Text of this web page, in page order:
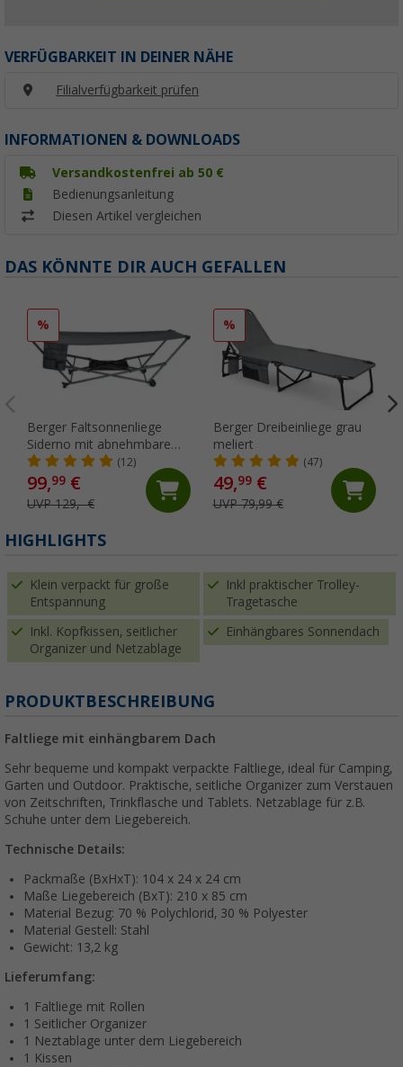
VERFÜGBARKEIT IN DEINER NÄHE
Filialverfügbarkeit prüfen
INFORMATIONEN & DOWNLOADS
Versandkostenfrei ab 50 €
Bedienungsanleitung
Diesen Artikel vergleichen
DAS KÖNNTE DIR AUCH GEFALLEN
%
Berger Faltsonnenliege
Siderno mit abnehmbarem
Sonnendach
(12)
99,99 €
UVP 129,- €
%
Berger Dreibeinliege grau
meliert
(47)
49,99€
UVP 79,99 €
HIGHLIGHTS
Klein verpackt für große
Entspannung
Inkl praktischer Trolley-
Tragetasche
Inkl. Kopfkissen, seitlicher
Organizer und Netzablage
Einhängbares Sonnendach
PRODUKTBESCHREIBUNG
Faltliege mit einhängbarem Dach
Sehr bequeme und kompakt verpackte Faltliege, ideal für Camping,
Garten und Outdoor. Praktische, seitliche Organizer zum Verstauen
von Zeitschriften, Trinkflasche und Tablets. Netzablage für z.B.
Schuhe unter dem Liegebereich.
Technische Details:
Packmaße (BxHxT): 104 x 24 x 24 cm
Maße Liegebereich (BxT): 210 x 85 cm
Material Bezug: 70 % Polychlorid, 30 % Polyester
Material Gestell: Stahl
Gewicht: 13,2 kg
Lieferumfang:
1 Faltliege mit Rollen
1 Seitlicher Organizer
1 Neztablage unter dem Liegebereich
1 Kissen